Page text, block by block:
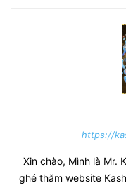
https://
Xin chào, Mình là Mr.
ghé thăm website